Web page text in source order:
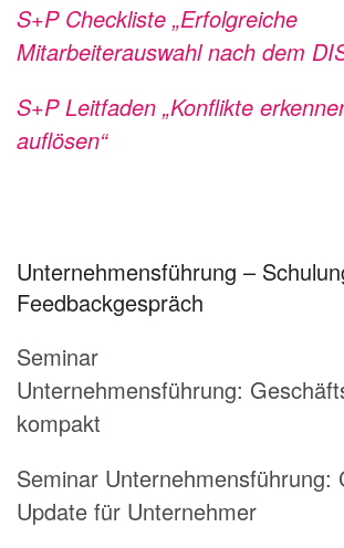
S+P Checkliste „Erfolgreiche
Mitarbeiterauswahl nach dem
S+P Leitfaden „Konflikte
auflösen“
Unternehmensführung –
Feedbackgespräch
Seminar
Unternehmensführung:
kompakt
Seminar Unternehmensführung:
Update für Unternehmer